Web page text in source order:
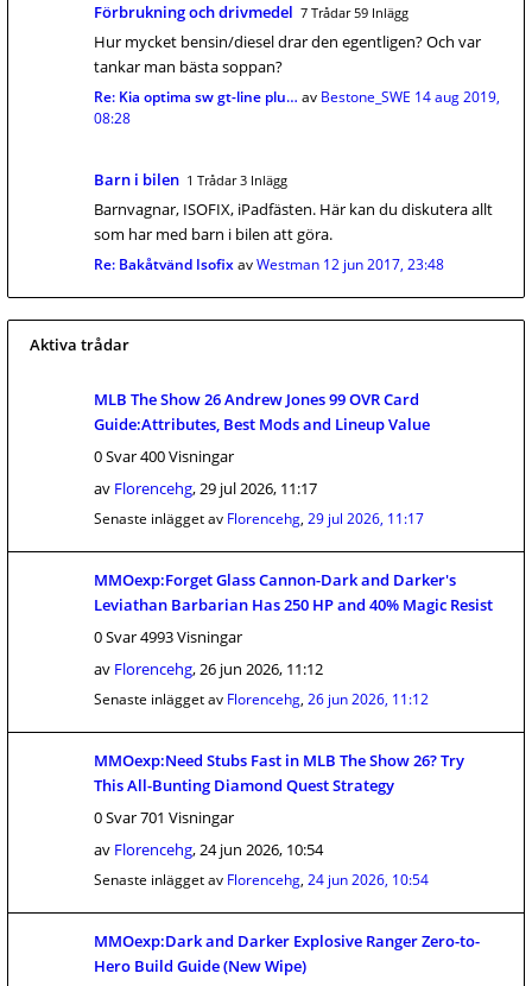
Förbrukning och drivmedel 7 Trådar 59 Inlägg
Hur mycket bensin/diesel drar den egentligen? Och var
tankar man bästa soppan?
Re: Kia optima sw gt-line plu… av Bestone_SWE 14 aug 2019,
08:28
Barn i bilen 1 Trådar 3 Inlägg
Barnvagnar, ISOFIX, iPadfästen. Här kan du diskutera allt
som har med barn i bilen att göra.
Re: Bakåtvänd IsofixavWestman 12 jun 2017, 23:48
Aktiva trådar
MLB The Show 26 Andrew Jones 99 OVR Card
Guide:Attributes, Best Mods and Lineup Value
0 Svar 400 Visningar
av Florencehg,29 jul 2026, 11:17
Senaste inlägget av Florencehg, 29 jul 2026, 11:17
MMOexp:Forget Glass Cannon-Dark and Darker's
Leviathan Barbarian Has 250 HP and 40% Magic Resist
0 Svar 4993 Visningar
av Florencehg,26 jun 2026, 11:12
Senaste inlägget av Florencehg, 26 jun 2026, 11:12
MMOexp:Need Stubs Fast in MLB The Show 26? Try
This All-Bunting Diamond Quest Strategy
0 Svar 701 Visningar
av Florencehg,24 jun 2026, 10:54
Senaste inlägget av Florencehg, 24 jun 2026, 10:54
MMOexp:Dark and Darker Explosive Ranger Zero-to-
Hero Build Guide (New Wipe)